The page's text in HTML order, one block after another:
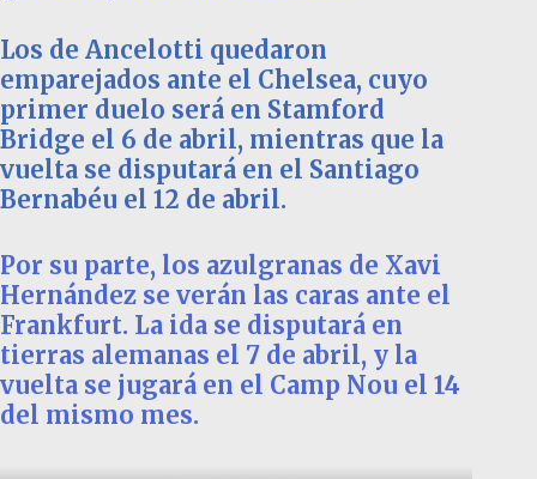
Los de Ancelotti quedaron
emparejados ante el Chelsea, cuyo
primer duelo será en Stamford
Bridge el 6 de abril, mientras que la
vuelta se disputará en el Santiago
Bernabéu el 12 de abril.
Por su parte, los azulgranas de Xavi
Hernández se verán las caras ante el
Frankfurt. La ida se disputará en
tierras alemanas el 7 de abril, y la
vuelta se jugará en el Camp Nou el 14
del mismo mes.